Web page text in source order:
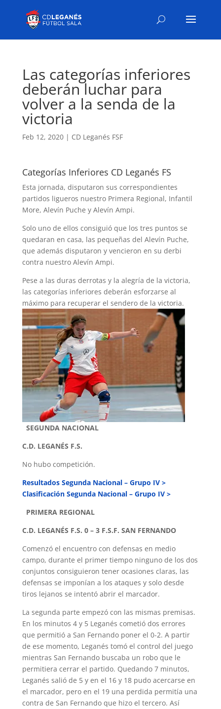
Las categorías inferiores
deberán luchar para
volver a la senda de la
victoria
Feb 12, 2020| CD Leganés FSF
Categorías Inferiores CD Leganés FS
Esta jornada, disputaron sus correspondientes
partidos ligueros nuestro Primera Regional, Infantil
More, Alevín Puche y Alevín Ampi.
Solo uno de ellos consiguió que los tres puntos se
quedaran en casa, las pequeñas del Alevín Puche,
que además disputaron y vencieron en su derbi
contra nuestro Alevín Ampi.
Pese a las duras derrotas y la alegría de la victoria,
las categorías inferiores deberán esforzarse al
máximo para recuperar el sendero de la victoria.
SEGUNDA NACIONAL
C.D. LEGANÉS F.S.
No hubo competición.
Resultados Segunda Nacional – Grupo IV >
Clasificación Segunda Nacional – Grupo IV >
PRIMERA REGIONAL
C.D. LEGANÉS F.S. 0 – 3 F.S.F. SAN FERNANDO
Comenzó el encuentro con defensas en medio
campo, durante el primer tiempo ninguno de los dos
conjuntos consiguieron tener ocasiones claras, las
defensas se imponían a los ataques y solo desde
tiros lejanos se intentó abrir el marcador.
La segunda parte empezó con las mismas premisas.
En los minutos 4 y 5 Leganés cometió dos errores
que permitió a San Fernando poner el 0-2. A partir
de ese momento, Leganés tomó el control del juego
mientras San Fernando buscaba un robo que le
permitiera cerrar el partido. Quedando 7 minutos,
Leganés salió de 5 y en el 16 y 18 pudo acercarse en
el marcador, pero en el 19 una perdida permitía una
contra de San Fernando que hizo el tercero. Así